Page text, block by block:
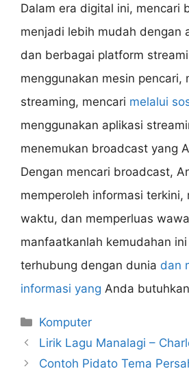
Dalam era digital ini, mencari
menjadi lebih mudah dengan
dan berbagai platform
menggunakan mesin pencari,
streaming, mencari melalui
menggunakan aplikasi
menemukan broadcast yang
Dengan mencari broadcast,
memperoleh informasi terkini,
waktu, dan memperluas
manfaatkanlah kemudahan
terhubung dengan dunia dan
informasi yang Anda
Categories
Komputer
Lirik Lagu Manalagi –
Contoh Pidato Tema